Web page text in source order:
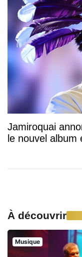
Jamiroquai
le nouvel
À découvrir
Musique